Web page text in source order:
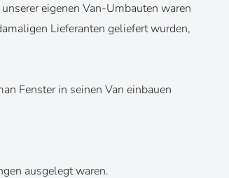
eigenen Van-Umbauten waren
Lieferanten geliefert wurden,
Fenster in seinen Van einbauen
ausgelegt waren.